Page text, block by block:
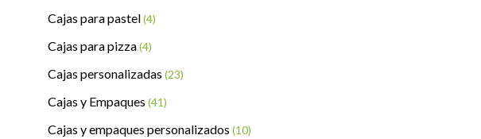
Cajas para pastel(4)
Cajas para pizza(4)
Cajas personalizadas (23)
Cajas y Empaques (41)
Cajas y empaques personalizados (10)